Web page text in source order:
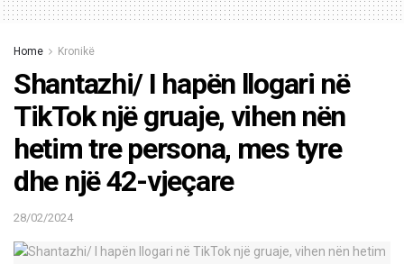
Home Kronikë
Shantazhi/ I hapën llogari në
TikTok një gruaje, vihen nën
hetim tre persona, mes tyre
dhe një 42-vjeçare
28/02/2024